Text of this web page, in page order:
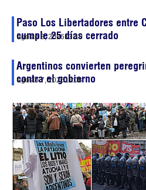
Paso Los Libertadores entre
cumple 25 días cerrado
agosto 8, 202613:10
Argentinos convierten
contra el gobierno
agosto 7, 202611:08